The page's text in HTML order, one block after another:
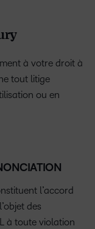
à votre droit à
tout litige
ou en
l’accord
des
à toute violation